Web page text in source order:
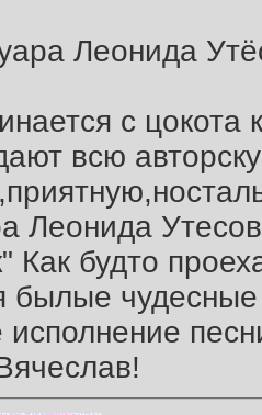
Леонида
с
всю
Леонида
Как будто
былые
исполнение